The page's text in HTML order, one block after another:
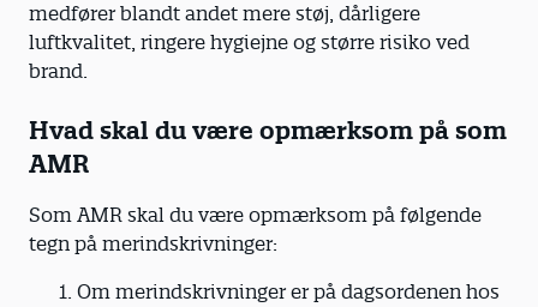
medfører blandt andet mere støj, dårligere
luftkvalitet, ringere hygiejne og større risiko ved
brand.
Hvad skal du være opmærksom på som
AMR
Som AMR skal du være opmærksom på følgende
tegn på merindskrivninger:
Om merindskrivninger er på dagsordenen hos